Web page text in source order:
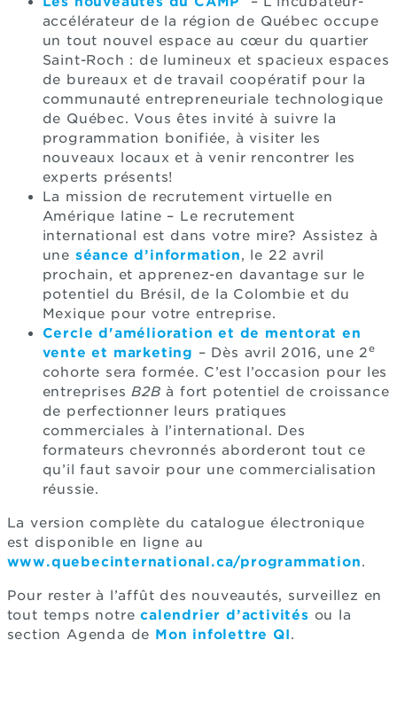
accélérateur de la région de Québec occupe
un tout nouvel espace au cœur du quartier
Saint-Roch : de lumineux et spacieux espaces
de bureaux et de travail coopératif pour la
communauté entrepreneuriale technologique
de Québec. Vous êtes invité à suivre la
programmation bonifiée, à visiter les
nouveaux locaux et à venir rencontrer les
experts présents!
La mission de recrutement virtuelle en
Amérique latine – Le recrutement
international est dans votre mire? Assistez à
une séance d’information, le 22 avril
prochain, et apprenez-en davantage sur le
potentiel du Brésil, de la Colombie et du
Mexique pour votre entreprise.
Cercle d'amélioration et de mentorat en
vente et marketing – Dès avril 2016, une 2e
cohorte sera formée. C’est l’occasion pour les
entreprisesB2B à fort potentiel de croissance
de perfectionner leurs pratiques
commerciales à l’international. Des
formateurs chevronnés aborderont tout ce
qu’il faut savoir pour une commercialisation
réussie.
La version complète du catalogue électronique
est disponible en ligne au
www.quebecinternational.ca/programmation.
Pour rester à l’affût des nouveautés, surveillez en
tout temps notrecalendrier d’activités ou la
section Agenda de Mon infolettre QI.